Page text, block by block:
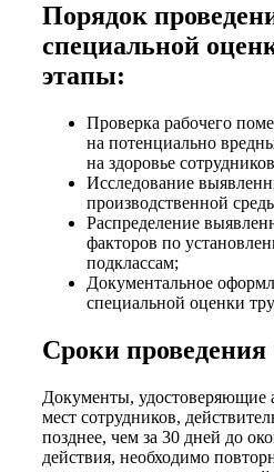
Порядок
специальной
этапы:
Проверка рабочего
на потенциально
на здоровье
Исследование
производственной
Распределение
факторов по
подклассам;
Документальное
специальной оценки
Сроки
Документы, удостоверяющие
мест сотрудников,
позднее, чем за 30 дней до
действия, необходимо